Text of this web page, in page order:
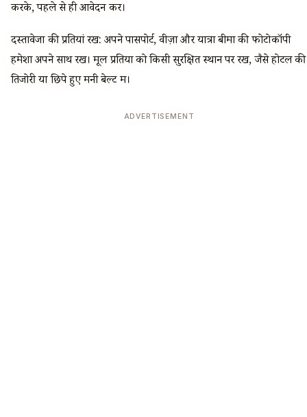
करके, पहले से ही आवेदन करें।
दस्तावेजों की प्रतियां रखें: अपने पासपोर्ट, वीज़ा और यात्रा बीमा की फोटोकॉपी
हमेशा अपने साथ रखें। मूल प्रतियों को किसी सुरक्षित स्थान पर रखें, जैसे होटल की
तिजोरी या छिपे हुए मनी बेल्ट में।
ADVERTISEMENT